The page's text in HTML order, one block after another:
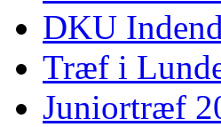
DKU
Træf i
Juniortræf